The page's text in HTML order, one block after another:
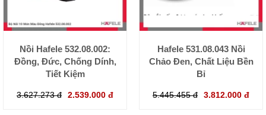
Nồi Hafele 532.08.002:
Đồng, Đức, Chống Dính,
Tiết Kiệm
3.627.273 đ 2.539.000 đ
Hafele 531.08.043 Nồi
Chảo Đen, Chất Liệu Bền
Bỉ
5.445.455 đ 3.812.000 đ